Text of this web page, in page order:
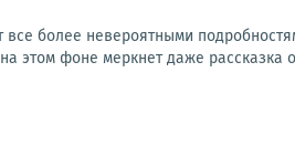
более невероятными
этом фоне меркнет даже рассказка